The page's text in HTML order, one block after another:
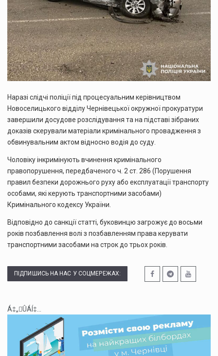
Наразі слідчі поліції під процесуальним керівництвом
Новоселицького відділу Чернівецької окружної прокуратури
завершили досудове розслідування та на підставі зібраних
доказів скерували матеріали кримінального провадження з
обвинувальним актом відносно водія до суду.
Чоловіку інкримінують вчинення кримінального
правопорушення, передбаченого ч. 2 ст. 286 (Порушення
правил безпеки дорожнього руху або експлуатації транспорту
особами, які керують транспортними засобами)
Кримінального кодексу України.
Відповідно до санкції статті, буковинцю загрожує до восьми
років позбавлення волі з позбавленням права керувати
транспортними засобами на строк до трьох років.
ПІДПИШИСЬ НА НАС У СОЦМЕРЕЖАХ:
Á‡„ÛÁÍ‡...